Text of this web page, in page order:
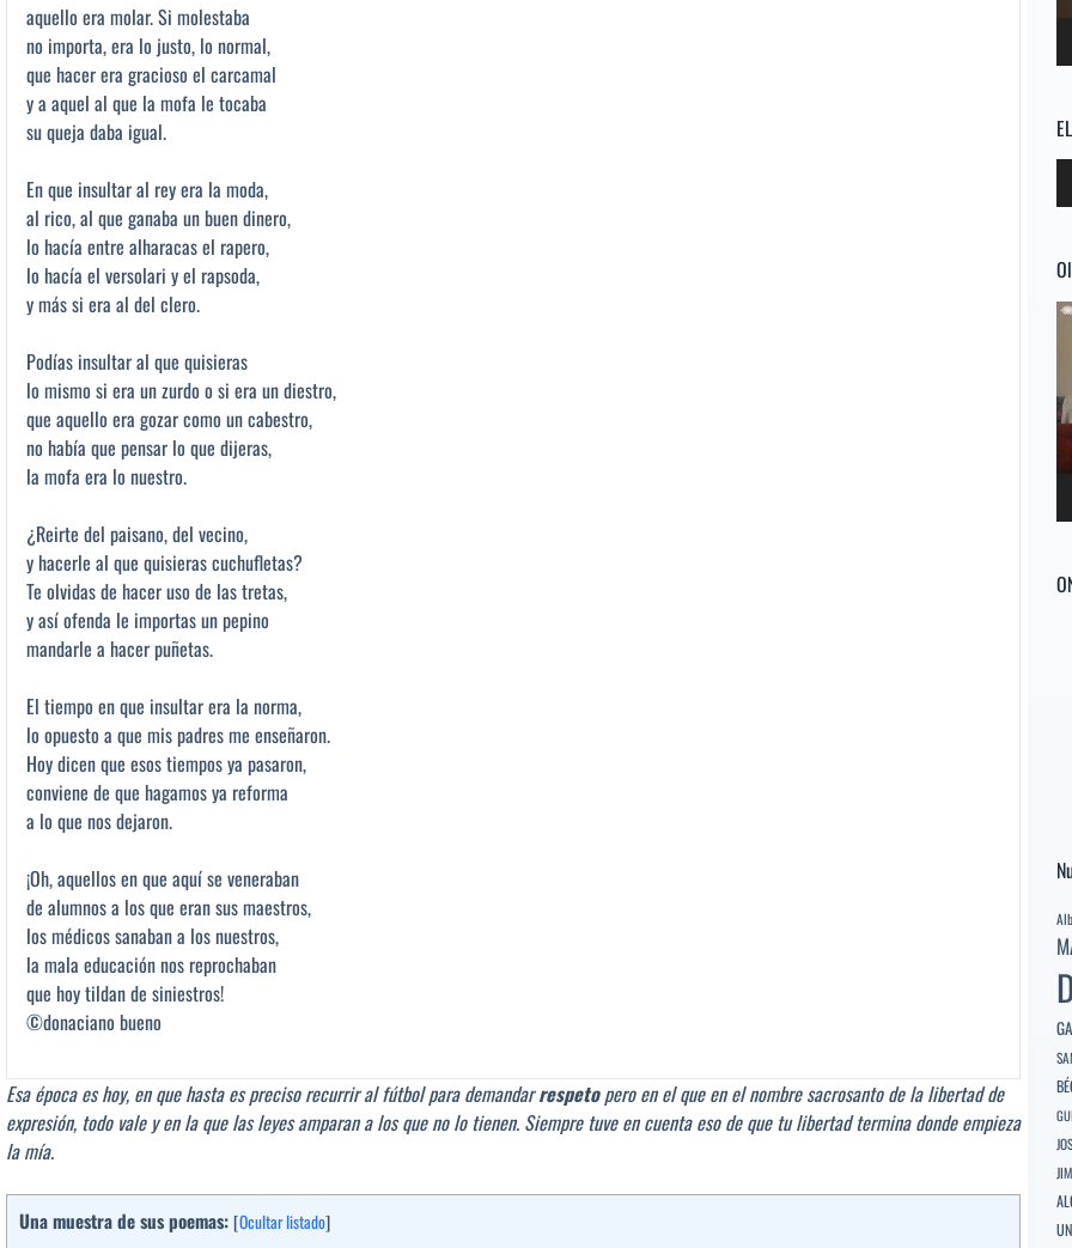
aquello era molar. Si molestaba
no importa, era lo justo, lo normal,
que hacer era gracioso el carcamal
y a aquel al que la mofa le tocaba
su queja daba igual.
En que insultar al rey era la moda,
al rico, al que ganaba un buen dinero,
lo hacía entre alharacas el rapero,
lo hacía el versolari y el rapsoda,
y más si era al del clero.
Podías insultar al que quisieras
lo mismo si era un zurdo o si era un diestro,
que aquello era gozar como un cabestro,
no había que pensar lo que dijeras,
la mofa era lo nuestro.
¿Reirte del paisano, del vecino,
y hacerle al que quisieras cuchufletas?
Te olvidas de hacer uso de las tretas,
y así ofenda le importas un pepino
mandarle a hacer puñetas.
El tiempo en que insultar era la norma,
lo opuesto a que mis padres me enseñaron.
Hoy dicen que esos tiempos ya pasaron,
conviene de que hagamos ya reforma
a lo que nos dejaron.
¡Oh, aquellos en que aquí se veneraban
de alumnos a los que eran sus maestros,
los médicos sanaban a los nuestros,
la mala educación nos reprochaban
que hoy tildan de siniestros!
©donaciano bueno
Esa época es hoy, en que hasta es preciso recurrir al fútbol para demandarrespeto pero en el que en el nombre sacrosanto de la libertad de
expresión, todo vale y en la que las leyes amparan a los que no lo tienen. Siempre tuve en cuenta eso de que tu libertad termina donde empieza
la mía.
Una muestra de sus poemas: [Ocultar listado]
de